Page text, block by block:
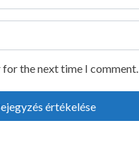
for the next time I comment.